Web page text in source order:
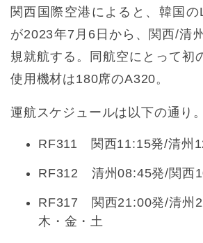
関西国際空港によると、韓国
が2023年7月6日から、関西/清
規就航する。同航空にとって初
使用機材は180席のA320。
運航スケジュールは以下の通り。
RF311 関西11:15発/清州
RF312 清州08:45発/関西
RF317 関西21:00発/清州
木・金・土